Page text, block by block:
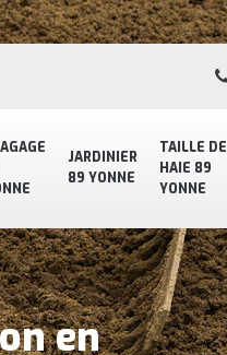
JARDINIER
89 YONNE
TAILLE DE
HAIE 89
YONNE
en